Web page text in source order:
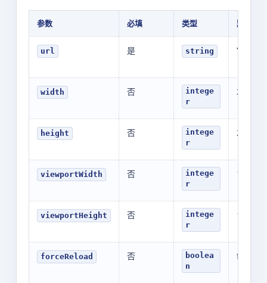
参数 必填 类型 默认值
url 是 string
width 否
intege
r
250
height 否
intege
r
250
viewportWidth 否
intege
r
1080
viewportHeight 否
intege
r
1080
forceReload 否
boolea
n
false